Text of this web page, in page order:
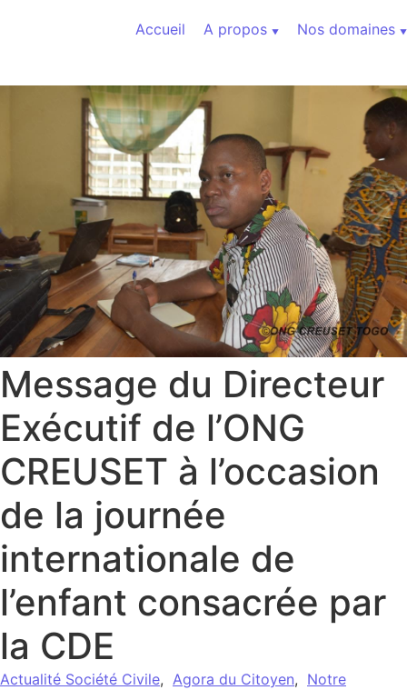
Accueil
A propos Nos domaines
Message du Directeur
Exécutif de l’ONG
CREUSET à l’occasion
de la journée
internationale de
l’enfant consacrée par
la CDE
Actualité Société Civile, Agora du Citoyen, Notre